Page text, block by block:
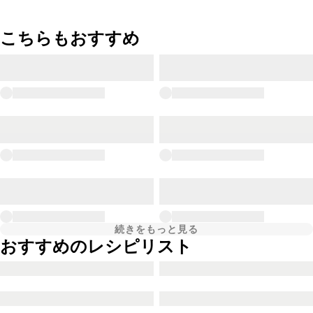
こちらもおすすめ
続きをもっと見る
おすすめのレシピリスト